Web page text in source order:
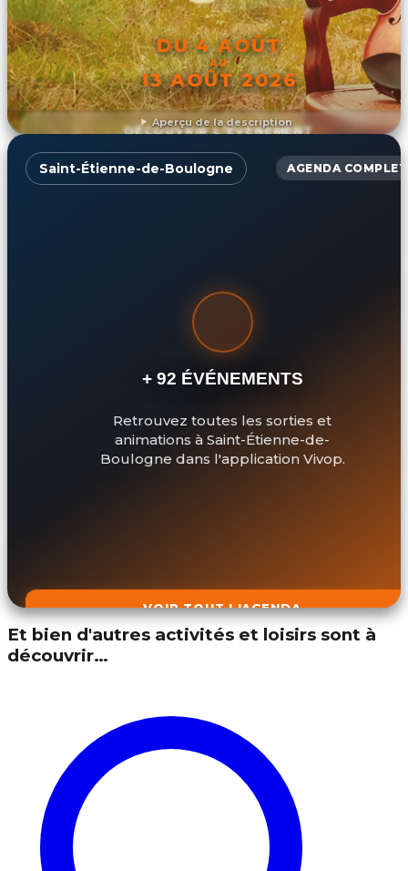
Aperçu de la description
DU 4 AOÛT
AU
13 AOÛT 2026
DÉCOUVRIR L'ÉVÉNEMENT
Saint-Étienne-de-Boulogne AGENDA COMPLET
+ 92 ÉVÉNEMENTS
Retrouvez toutes les sorties et
animations à Saint-Étienne-de-
Boulogne dans l'application Vivop.
VOIR TOUT L'AGENDA
Et bien d'autres activités et loisirs sont à
découvrir…